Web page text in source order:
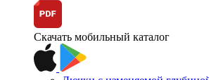
Скачать мобильный каталог